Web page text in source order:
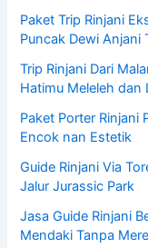
Paket Trip Rinjani
Puncak Dewi Anjani
Trip Rinjani Dari
Hatimu Meleleh dan
Paket Porter Rinjani
Encok nan Estetik
Guide Rinjani Via
Jalur Jurassic Park
Jasa Guide Rinjani
Mendaki Tanpa